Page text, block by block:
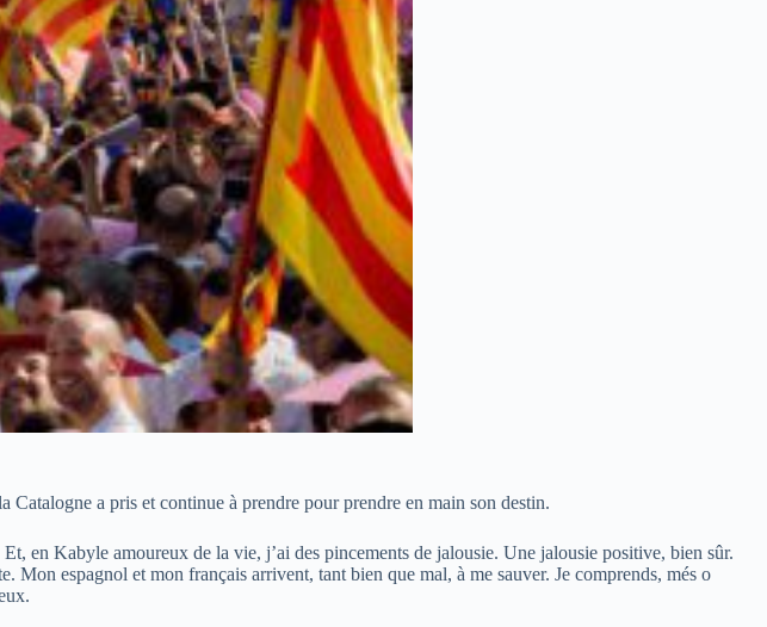
Catalogne a pris et continue à prendre pour prendre en main son destin.
en Kabyle amoureux de la vie, j’ai des pincements de jalousie. Une jalousie positive, bien sûr.
espagnol et mon français arrivent, tant bien que mal, à me sauver. Je comprends, més o